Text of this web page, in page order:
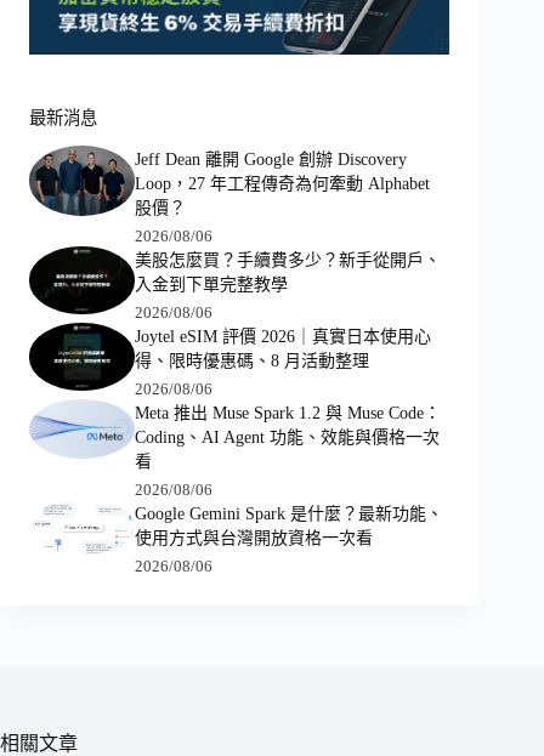
最新消息
Jeff Dean 離開 Google 創辦 Discovery
Loop，27 年工程傳奇為何牽動 Alphabet
股價？
2026/08/06
美股怎麼買？手續費多少？新手從開戶、
入金到下單完整教學
2026/08/06
Joytel eSIM 評價 2026｜真實日本使用心
得、限時優惠碼、8 月活動整理
2026/08/06
Meta 推出 Muse Spark 1.2 與 Muse Code：
Coding、AI Agent 功能、效能與價格一次
看
2026/08/06
Google Gemini Spark 是什麼？最新功能、
使用方式與台灣開放資格一次看
2026/08/06
相關文章